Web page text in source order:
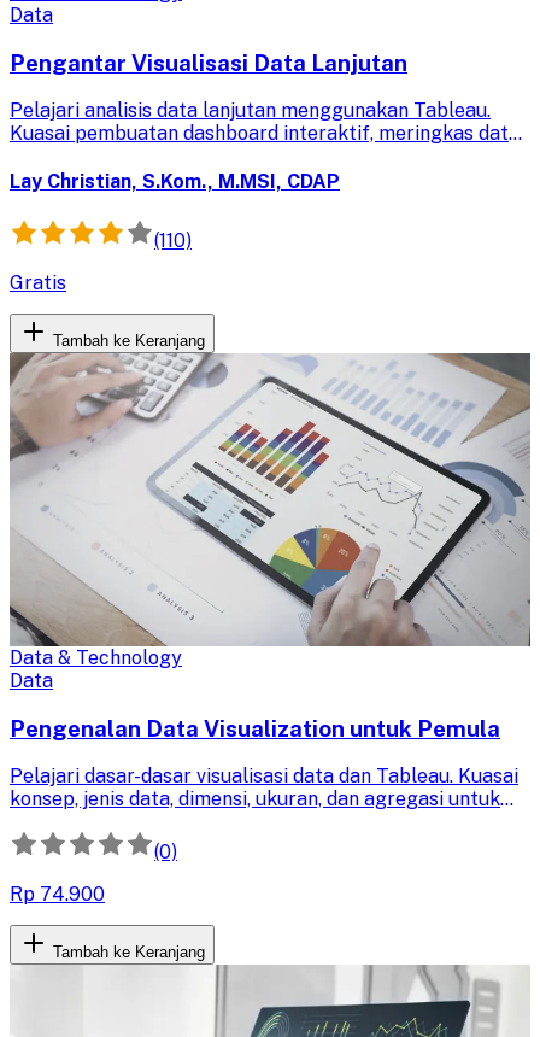
Data
Pengantar Visualisasi Data Lanjutan
Pelajari analisis data lanjutan menggunakan Tableau.
Kuasai pembuatan dashboard interaktif, meringkas data,
bisnis yang efektif.
Lay Christian, S.Kom., M.MSI, CDAP
(110)
Gratis
Tambah ke Keranjang
Data & Technology
Data
Pengenalan Data Visualization untuk Pemula
Pelajari dasar-dasar visualisasi data dan Tableau. Kuasai
konsep, jenis data, dimensi, ukuran, dan agregasi untuk
kesimpulan informatif.
(0)
Rp 74.900
Tambah ke Keranjang